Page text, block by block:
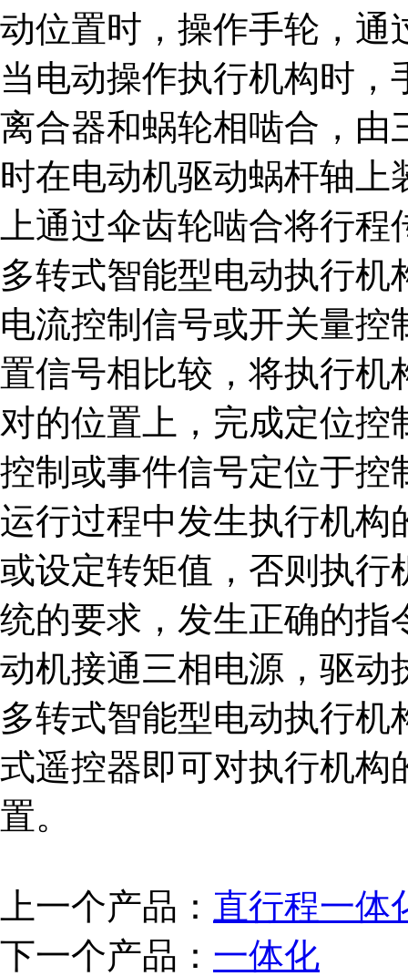
动位置时，操作手轮，通
当电动操作执行机构时
离合器和蜗轮相啮合，由
时在电动机驱动蜗杆轴
上通过伞齿轮啮合将行
多转式智能型电动执行
电流控制信号或开关量
置信号相比较，将执行机
对的位置上，完成定位
控制或事件信号定位于控
运行过程中发生执行机构
或设定转矩值，否则执行
统的要求，发生正确的指
动机接通三相电源，驱动
多转式智能型电动执行
式遥控器即可对执行机构
置。
上一个产品： 直行程一体
下一个产品： 一体化